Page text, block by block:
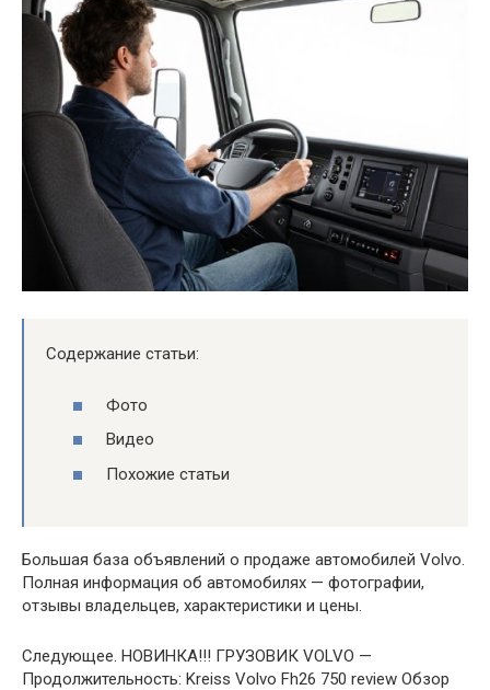
Содержание статьи:
Фото
Видео
Похожие статьи
Большая база объявлений о продаже автомобилей Volvo.
Полная информация об автомобилях — фотографии,
отзывы владельцев, характеристики и цены.
Следующее. НОВИНКА!!! ГРУЗОВИК VOLVO —
Продолжительность: Kreiss Volvo Fh26 750 review Обзор